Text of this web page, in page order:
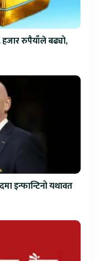
रुपैयाँले बढ्यो,
इन्फान्टिनो यथावत